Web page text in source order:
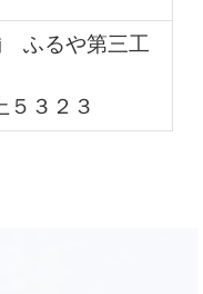
ふるや第三工
５３２３